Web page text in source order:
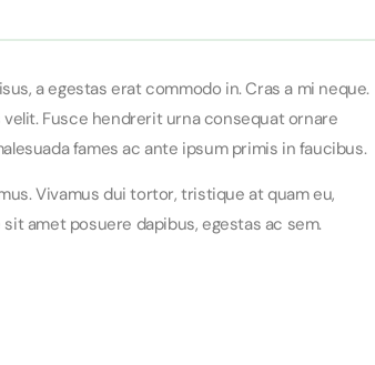
a egestas erat commodo in. Cras a mi neque.
Fusce hendrerit urna consequat ornare
fames ac ante ipsum primis in faucibus.
Vivamus dui tortor, tristique at quam eu,
amet posuere dapibus, egestas ac sem.